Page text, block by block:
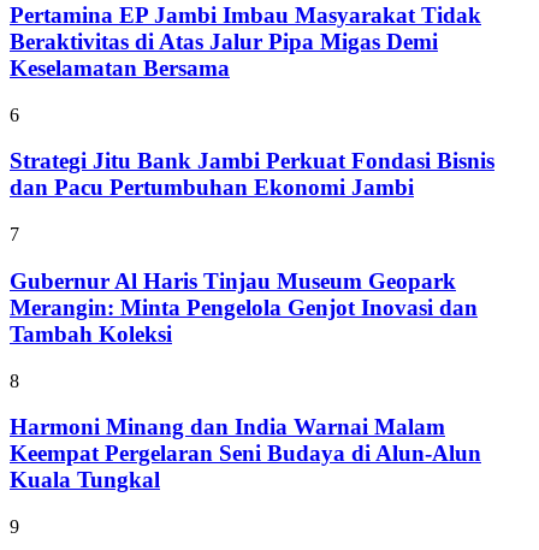
Pertamina EP Jambi Imbau Masyarakat Tidak
Beraktivitas di Atas Jalur Pipa Migas Demi
Keselamatan Bersama
6
Strategi Jitu Bank Jambi Perkuat Fondasi Bisnis
dan Pacu Pertumbuhan Ekonomi Jambi
7
Gubernur Al Haris Tinjau Museum Geopark
Merangin: Minta Pengelola Genjot Inovasi dan
Tambah Koleksi
8
Harmoni Minang dan India Warnai Malam
Keempat Pergelaran Seni Budaya di Alun-Alun
Kuala Tungkal
9